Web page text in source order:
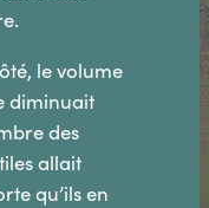
le volume
diminuait
des
allait
qu’ils en